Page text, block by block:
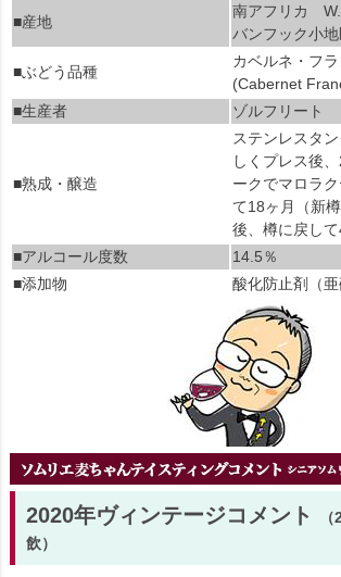
■産地
南アフリカ
バンフック小
■ぶどう品種
カベルネ・フ
(Cabernet
■生産者
ゾルフリート
■熟成・醸造
ステンレスタ
しくプレス後
ークでマロラ
て18ヶ月（新
後、樽に戻し
■アルコール度数
14.5％
■添加物
酸化防止剤（亜
2020年ヴィンテージコメント
飲）